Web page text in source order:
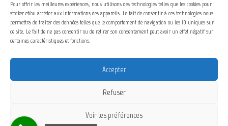
Pour offrir les meilleures expériences, nous utilisons des technologies telles que les cookies pour
stocker et/ou accéder aux informations des appareils. Le fait de consentir à ces technologies nous
permettra de traiter des données telles que le comportement de navigation ou les ID uniques sur
ce site. Le fait de ne pas consentir ou de retirer son consentement peut avoir un effet négatif sur
certaines caractéristiques et fonctions.
Accepter
Refuser
Voir les préférences
Site WordPress clef en main. 4/5 pages, responsive et SEO
friendly
Copyright © 2026 Pierre Frank